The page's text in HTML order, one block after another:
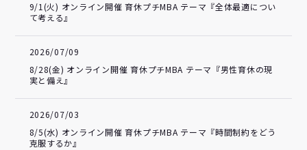
9/1(火) オンライン開催 育休プチMBA テーマ『全体最適につい
て考える』
2026/07/09
8/28(金) オンライン開催 育休プチMBA テーマ『男性育休の現
実と備え』
2026/07/03
8/5(水) オンライン開催 育休プチMBA テーマ『時間制約をどう
克服するか』